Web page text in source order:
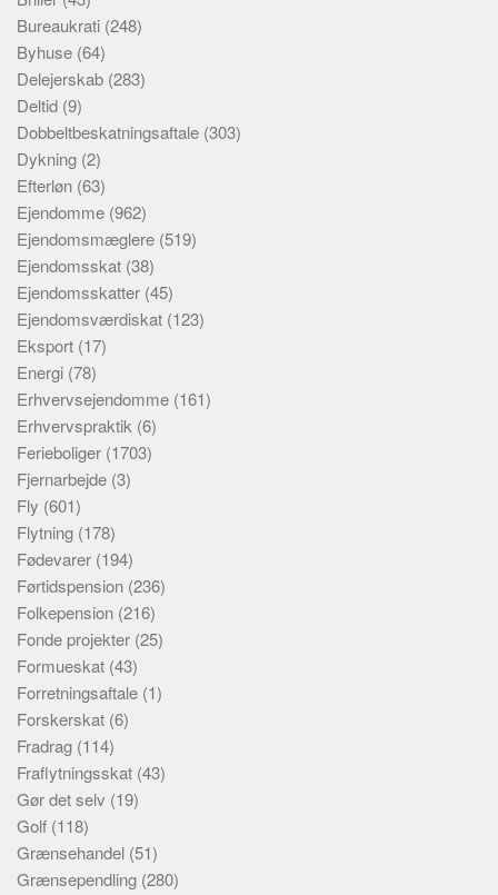
Bureaukrati (248)
Byhuse (64)
Delejerskab (283)
Deltid (9)
Dobbeltbeskatningsaftale (303)
Dykning (2)
Efterløn (63)
Ejendomme (962)
Ejendomsmæglere (519)
Ejendomsskat (38)
Ejendomsskatter (45)
Ejendomsværdiskat (123)
Eksport (17)
Energi (78)
Erhvervsejendomme (161)
Erhvervspraktik (6)
Ferieboliger (1703)
Fjernarbejde (3)
Fly (601)
Flytning (178)
Fødevarer (194)
Førtidspension (236)
Folkepension (216)
Fonde projekter (25)
Formueskat (43)
Forretningsaftale (1)
Forskerskat (6)
Fradrag (114)
Fraflytningsskat (43)
Gør det selv (19)
Golf (118)
Grænsehandel (51)
Grænsependling (280)